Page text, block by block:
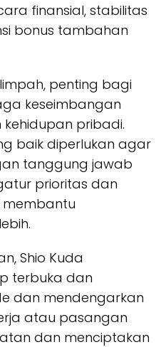
finansial, stabilitas
bonus tambahan
penting bagi
keseimbangan
pribadi.
baik diperlukan agar
tanggung jawab
prioritas dan
Shio Kuda
terbuka dan
dan mendengarkan
atau pasangan
dan menciptakan